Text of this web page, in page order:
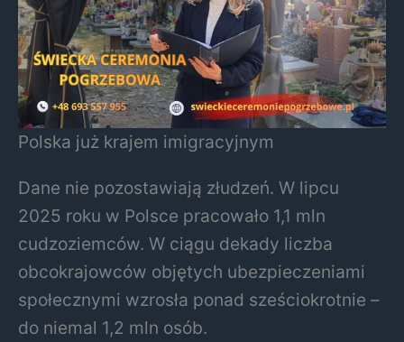
Polska już krajem imigracyjnym
Dane nie pozostawiają złudzeń. W lipcu
2025 roku w Polsce pracowało 1,1 mln
cudzoziemców. W ciągu dekady liczba
obcokrajowców objętych ubezpieczeniami
społecznymi wzrosła ponad sześciokrotnie –
do niemal 1,2 mln osób.